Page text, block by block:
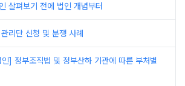
살펴보기 전에 법인 개념부터
리단 신청 및 분쟁 사례
인] 정부조직법 및 정부산하 기관에 따른 부처별